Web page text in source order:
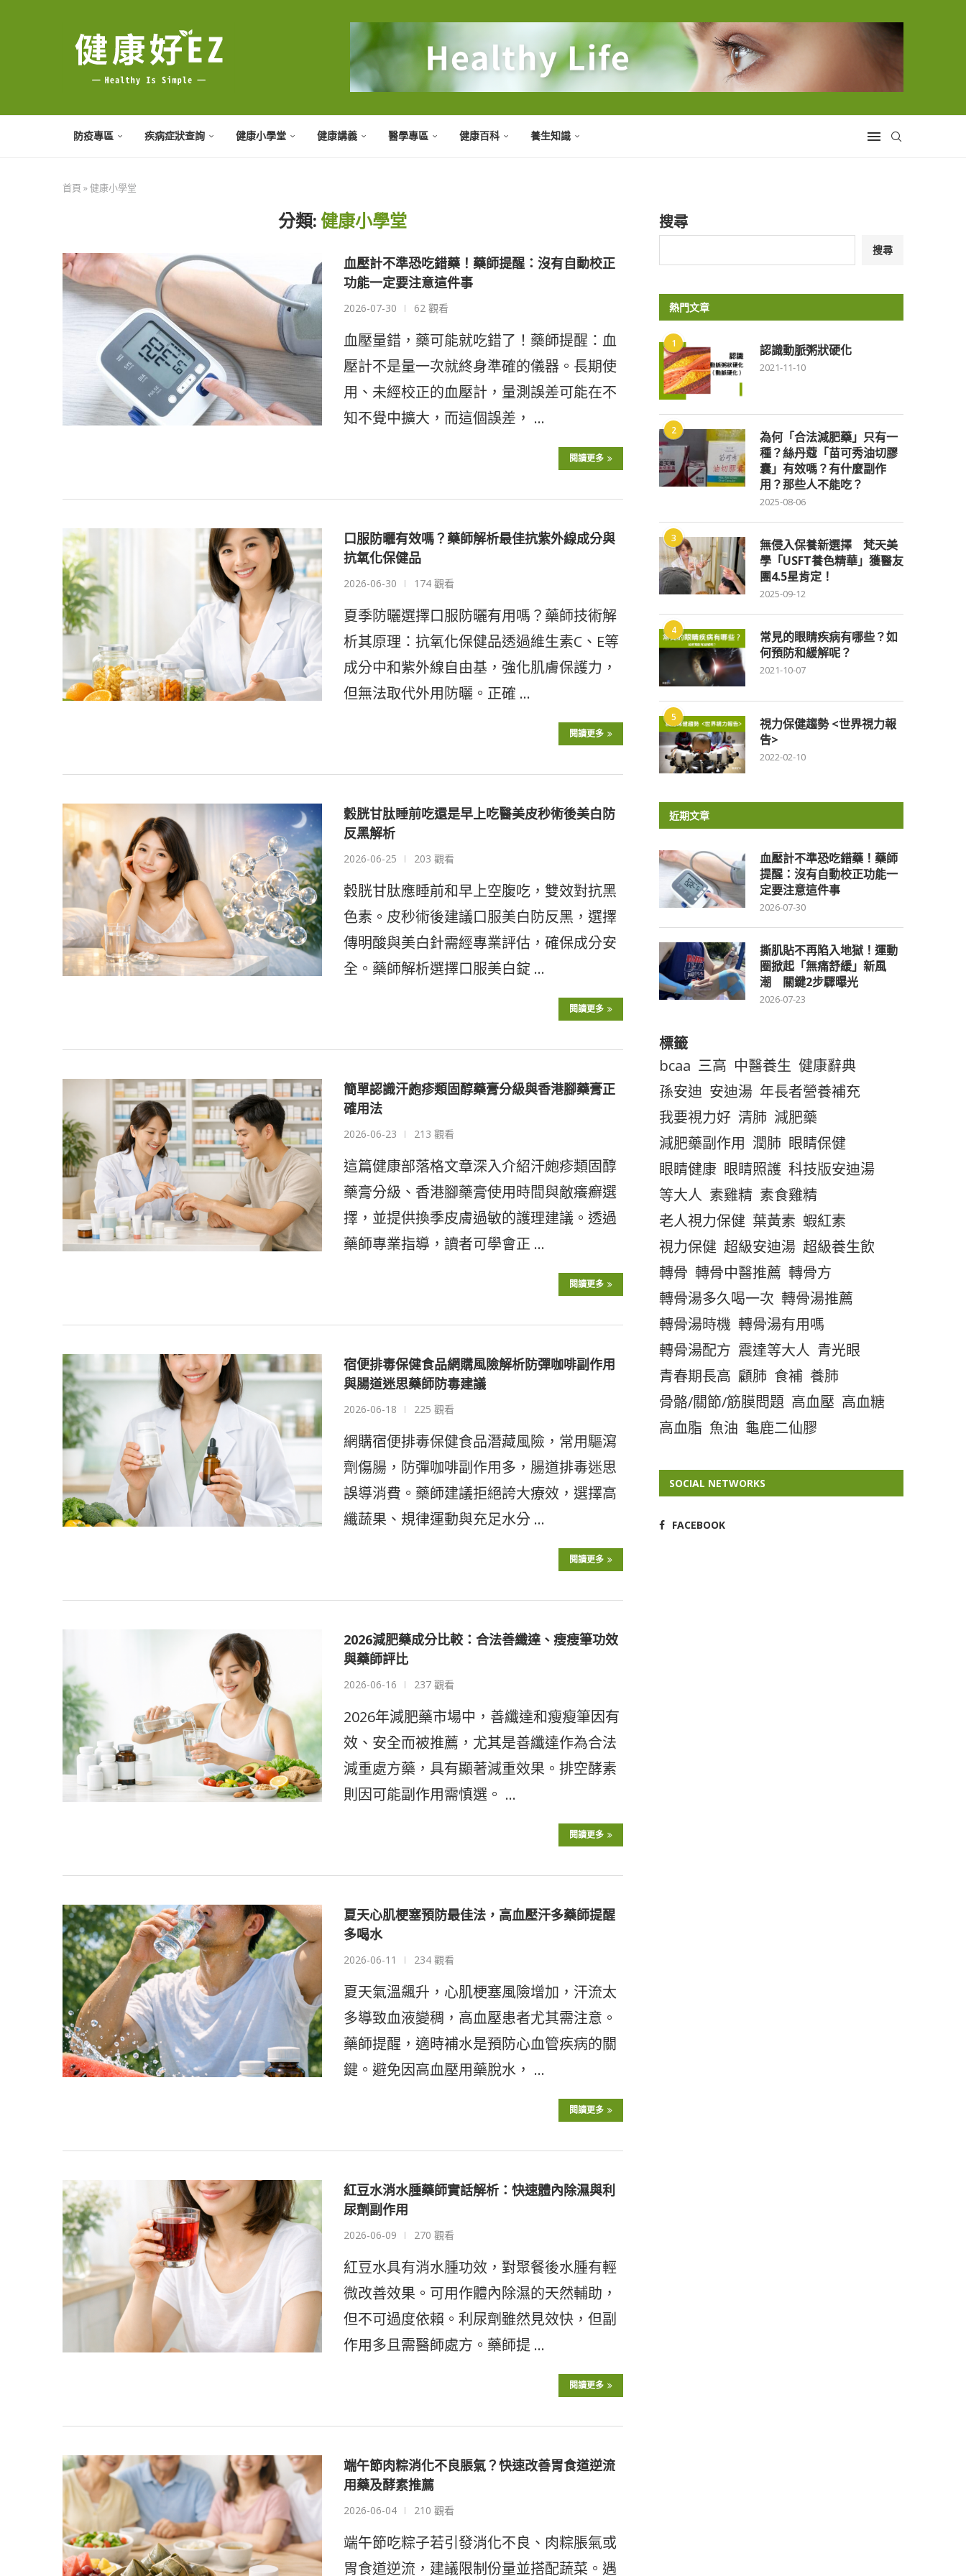
防疫專區 疾病症狀查詢 健康小學堂 健康講義 醫學專區 健康百科 養生知識
首頁 »健康小學堂
分類: 健康小學堂
血壓計不準恐吃錯藥！藥師提醒：沒有自動校正
功能一定要注意這件事
2026-07-30 62 觀看
血壓量錯，藥可能就吃錯了！藥師提醒：血
壓計不是量一次就終身準確的儀器。長期使
用、未經校正的血壓計，量測誤差可能在不
知不覺中擴大，而這個誤差， …
閱讀更多
口服防曬有效嗎？藥師解析最佳抗紫外線成分與
抗氧化保健品
2026-06-30 174 觀看
夏季防曬選擇口服防曬有用嗎？藥師技術解
析其原理：抗氧化保健品透過維生素C、E等
成分中和紫外線自由基，強化肌膚保護力，
但無法取代外用防曬。正確 …
閱讀更多
穀胱甘肽睡前吃還是早上吃醫美皮秒術後美白防
反黑解析
2026-06-25 203 觀看
穀胱甘肽應睡前和早上空腹吃，雙效對抗黑
色素。皮秒術後建議口服美白防反黑，選擇
傳明酸與美白針需經專業評估，確保成分安
全。藥師解析選擇口服美白錠 …
閱讀更多
簡單認識汗皰疹類固醇藥膏分級與香港腳藥膏正
確用法
2026-06-23 213 觀看
這篇健康部落格文章深入介紹汗皰疹類固醇
藥膏分級、香港腳藥膏使用時間與敵癢癬選
擇，並提供換季皮膚過敏的護理建議。透過
藥師專業指導，讀者可學會正 …
閱讀更多
宿便排毒保健食品網購風險解析防彈咖啡副作用
與腸道迷思藥師防毒建議
2026-06-18 225 觀看
網購宿便排毒保健食品潛藏風險，常用驅瀉
劑傷腸，防彈咖啡副作用多，腸道排毒迷思
誤導消費。藥師建議拒絕誇大療效，選擇高
纖蔬果、規律運動與充足水分 …
閱讀更多
2026減肥藥成分比較：合法善纖達、瘦瘦筆功效
與藥師評比
2026-06-16 237 觀看
2026年減肥藥市場中，善纖達和瘦瘦筆因有
效、安全而被推薦，尤其是善纖達作為合法
減重處方藥，具有顯著減重效果。排空酵素
則因可能副作用需慎選。 …
閱讀更多
夏天心肌梗塞預防最佳法，高血壓汗多藥師提醒
多喝水
2026-06-11 234 觀看
夏天氣溫飆升，心肌梗塞風險增加，汗流太
多導致血液變稠，高血壓患者尤其需注意。
藥師提醒，適時補水是預防心血管疾病的關
鍵。避免因高血壓用藥脫水， …
閱讀更多
紅豆水消水腫藥師實話解析：快速體內除濕與利
尿劑副作用
2026-06-09 270 觀看
紅豆水具有消水腫功效，對聚餐後水腫有輕
微改善效果。可用作體內除濕的天然輔助，
但不可過度依賴。利尿劑雖然見效快，但副
作用多且需醫師處方。藥師提 …
閱讀更多
端午節肉粽消化不良脹氣？快速改善胃食道逆流
用藥及酵素推薦
2026-06-04 210 觀看
端午節吃粽子若引發消化不良、肉粽脹氣或
胃食道逆流，建議限制份量並搭配蔬菜。遇
搜尋
搜尋
熱門文章
1 認識動脈粥狀硬化
2021-11-10
2
為何「合法減肥藥」只有一
種？絲丹蔻「苗可秀油切膠
囊」有效嗎？有什麼副作
用？那些人不能吃？
2025-08-06
3
無侵入保養新選擇 梵天美
學「USFT養色精華」獲醫友
團4.5星肯定！
2025-09-12
4
常見的眼睛疾病有哪些？如
何預防和緩解呢？
2021-10-07
5
視力保健趨勢 <世界視力報
告>
2022-02-10
近期文章
血壓計不準恐吃錯藥！藥師
提醒：沒有自動校正功能一
定要注意這件事
2026-07-30
撕肌貼不再陷入地獄！運動
圈掀起「無痛舒緩」新風
潮 關鍵2步驟曝光
2026-07-23
標籤
bcaa 三高 中醫養生 健康辭典
孫安迪 安迪湯 年長者營養補充
我要視力好 清肺 減肥藥
減肥藥副作用 潤肺 眼睛保健
眼睛健康 眼睛照護 科技版安迪湯
等大人 素雞精 素食雞精
老人視力保健 葉黃素 蝦紅素
視力保健 超級安迪湯 超級養生飲
轉骨 轉骨中醫推薦 轉骨方
轉骨湯多久喝一次 轉骨湯推薦
轉骨湯時機 轉骨湯有用嗎
轉骨湯配方 震達等大人 青光眼
青春期長高 顧肺 食補 養肺
骨骼/關節/筋膜問題 高血壓 高血糖
高血脂 魚油 龜鹿二仙膠
SOCIAL NETWORKS
FACEBOOK